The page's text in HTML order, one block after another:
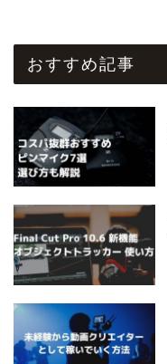
おすすめ記事